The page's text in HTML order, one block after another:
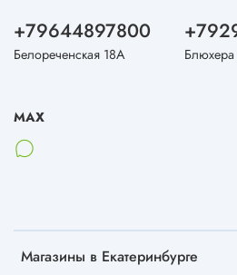
Магазины в Екатеринбурге
+79644897800
Белореченская 18А
MAX